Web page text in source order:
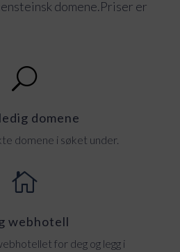
domene.Priser er
U
domene
domene i søket under.

webhotell
for deg og legg i